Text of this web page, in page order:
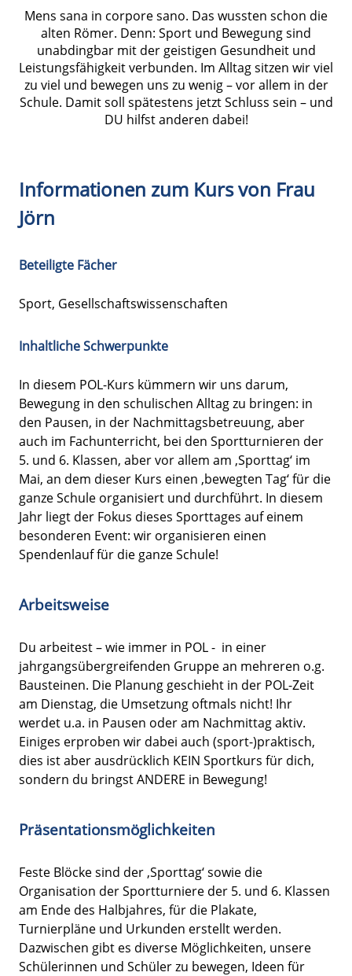
Mens sana in corpore sano. Das wussten schon die
alten Römer. Denn: Sport und Bewegung sind
unabdingbar mit der geistigen Gesundheit und
Leistungsfähigkeit verbunden. Im Alltag sitzen wir viel
zu viel und bewegen uns zu wenig – vor allem in der
Schule. Damit soll spätestens jetzt Schluss sein – und
DU hilfst anderen dabei!
Informationen zum Kurs von Frau
Jörn
Beteiligte Fächer
Sport, Gesellschaftswissenschaften
Inhaltliche Schwerpunkte
In diesem POL-Kurs kümmern wir uns darum,
Bewegung in den schulischen Alltag zu bringen: in
den Pausen, in der Nachmittagsbetreuung, aber
auch im Fachunterricht, bei den Sportturnieren der
5. und 6. Klassen, aber vor allem am ‚Sporttag‘ im
Mai, an dem dieser Kurs einen ‚bewegten Tag‘ für die
ganze Schule organisiert und durchführt. In diesem
Jahr liegt der Fokus dieses Sporttages auf einem
besonderen Event: wir organisieren einen
Spendenlauf für die ganze Schule!
Arbeitsweise
Du arbeitest – wie immer in POL - in einer
jahrgangsübergreifenden Gruppe an mehreren o.g.
Bausteinen. Die Planung geschieht in der POL-Zeit
am Dienstag, die Umsetzung oftmals nicht! Ihr
werdet u.a. in Pausen oder am Nachmittag aktiv.
Einiges erproben wir dabei auch (sport-)praktisch,
dies ist aber ausdrücklich KEIN Sportkurs für dich,
sondern du bringst ANDERE in Bewegung!
Präsentationsmöglichkeiten
Feste Blöcke sind der ‚Sporttag‘ sowie die
Organisation der Sportturniere der 5. und 6. Klassen
am Ende des Halbjahres, für die Plakate,
Turnierpläne und Urkunden erstellt werden.
Dazwischen gibt es diverse Möglichkeiten, unsere
Schülerinnen und Schüler zu bewegen, Ideen für